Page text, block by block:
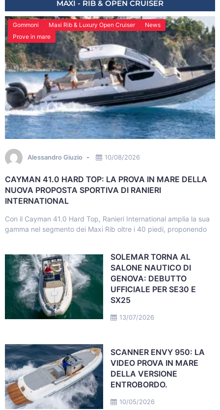
MAXI - RIB & OPEN CRUISER
Gommoni Maxi Rib & Luxury Open Cruiser
News
Prove in mare
Alessandro Giuzio 10/08/2026
CAYMAN 41.0 HARD TOP: LA PROVA IN MARE DELLA
NUOVA PROPOSTA SPORTIVA DI RANIERI
INTERNATIONAL
Con il Cayman 41.0 Hard Top, Ranieri International amplia la sua
gamma nel segmento dei Maxi Rib oltre i 40 piedi, proponendo
13/07/2026
SOLEMAR TORNA AL
SALONE NAUTICO DI
GENOVA: DEBUTTO
UFFICIALE PER SE30 E
SX25
10/05/2026
SCANNER ENVY 950: LA
VIDEO PROVA IN MARE
DELLA VERSIONE
ENTROBORDO.